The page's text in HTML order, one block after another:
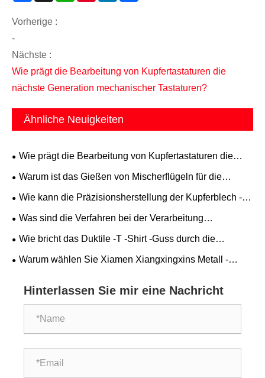
Vorherige :
-
Nächste :
Wie prägt die Bearbeitung von Kupfertastaturen die
nächste Generation mechanischer Tastaturen?
Ähnliche Neuigkeiten
Wie prägt die Bearbeitung von Kupfertastaturen die
nächste Generation mechanischer Tastaturen?
Warum ist das Gießen von Mischerflügeln für die
industrielle Effizienz so wichtig?
Wie kann die Präzisionsherstellung der Kupferblech -
Stempelform die Form haben?
Was sind die Verfahren bei der Verarbeitung
mechanischer Teile?
Wie bricht das Duktile -T -Shirt -Guss durch die
Grenzen herkömmlicher Rohrbeschläge durch?
Warum wählen Sie Xiamen Xiangxingxins Metall -
Hinterlassen Sie mir eine Nachricht